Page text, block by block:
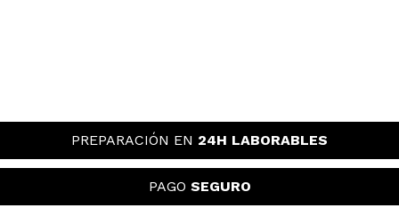
PREPARACIÓN EN 24H LABORABLES
PAGO SEGURO